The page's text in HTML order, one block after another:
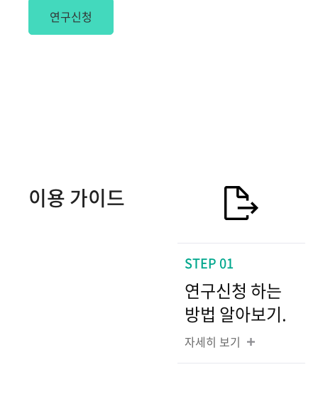
연구신청
이용 가이드
STEP 01
연구신청 하는
방법 알아보기.
자세히 보기